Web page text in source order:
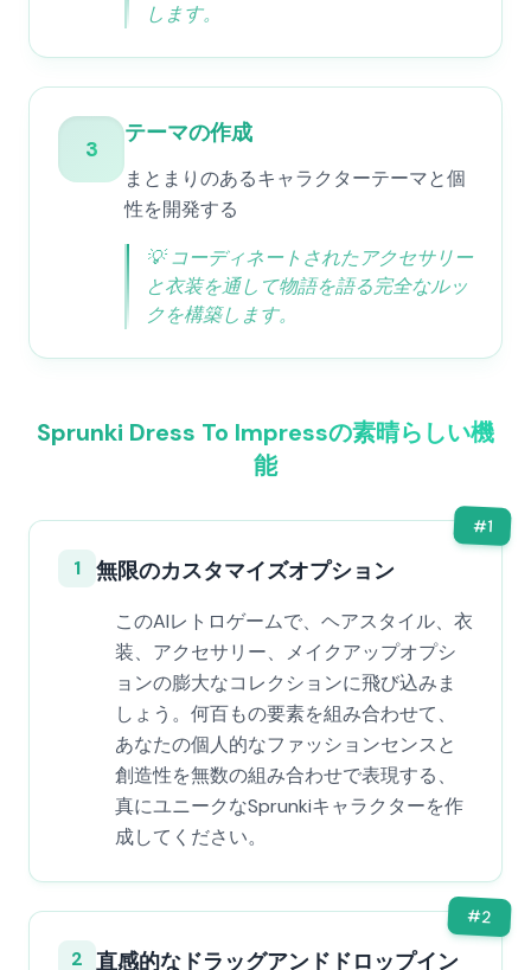
します。
3
テーマの作成
まとまりのあるキャラクターテーマと個
性を開発する
💡コーディネートされたアクセサリー
と衣装を通して物語を語る完全なルッ
クを構築します。
Sprunki Dress To Impressの素晴らしい機
能
#1
1 無限のカスタマイズオプション
このAIレトロゲームで、ヘアスタイル、衣
装、アクセサリー、メイクアップオプシ
ョンの膨大なコレクションに飛び込みま
しょう。何百もの要素を組み合わせて、
あなたの個人的なファッションセンスと
創造性を無数の組み合わせで表現する、
真にユニークなSprunkiキャラクターを作
成してください。
#2
2 直感的なドラッグアンドドロップイン